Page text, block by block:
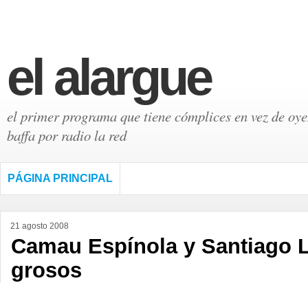
el alargue
el primer programa que tiene cómplices en vez de
baffa por radio la red
PÁGINA PRINCIPAL
21 agosto 2008
Camau Espínola y Santiago
grosos